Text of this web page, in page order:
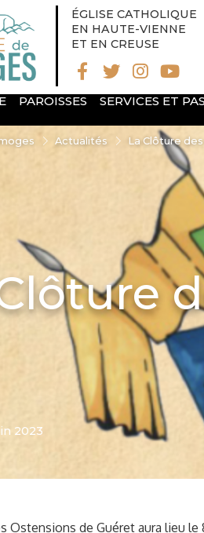
ÉGLISE CATHOLIQUE
EN HAUTE-VIENNE
ET EN CREUSE
PAROISSES SERVICES ET
Actualités La Clôture
2023
Ostensions de Guéret aura lieu